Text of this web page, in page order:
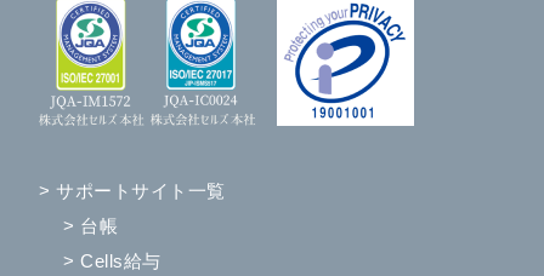
> サポートサイト一覧
> 台帳
> Cells給与